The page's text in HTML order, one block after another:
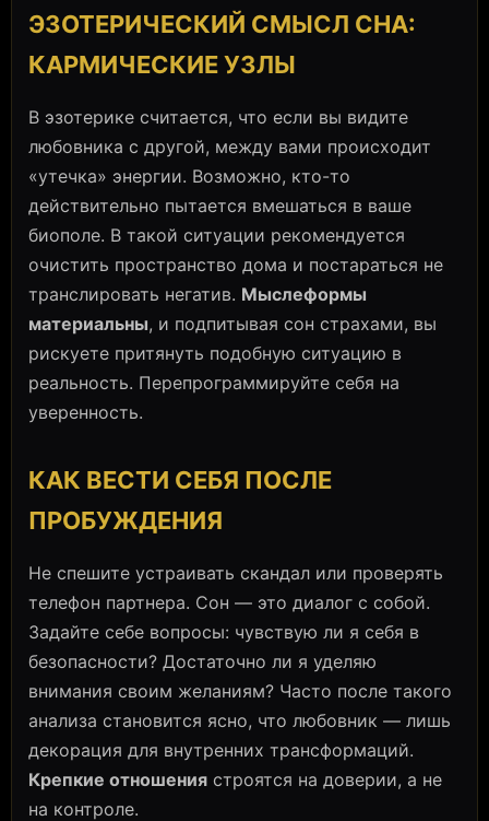
ЭЗОТЕРИЧЕСКИЙ СМЫСЛ СНА:
КАРМИЧЕСКИЕ УЗЛЫ
В эзотерике считается, что если вы видите
любовника с другой, между вами происходит
«утечка» энергии. Возможно, кто-то
действительно пытается вмешаться в ваше
биополе. В такой ситуации рекомендуется
очистить пространство дома и постараться не
транслировать негатив. Мыслеформы
материальны, и подпитывая сон страхами, вы
рискуете притянуть подобную ситуацию в
реальность. Перепрограммируйте себя на
уверенность.
КАК ВЕСТИ СЕБЯ ПОСЛЕ
ПРОБУЖДЕНИЯ
Не спешите устраивать скандал или проверять
телефон партнера. Сон — это диалог с собой.
Задайте себе вопросы: чувствую ли я себя в
безопасности? Достаточно ли я уделяю
внимания своим желаниям? Часто после такого
анализа становится ясно, что любовник — лишь
декорация для внутренних трансформаций.
Крепкие отношения строятся на доверии, а не
на контроле.